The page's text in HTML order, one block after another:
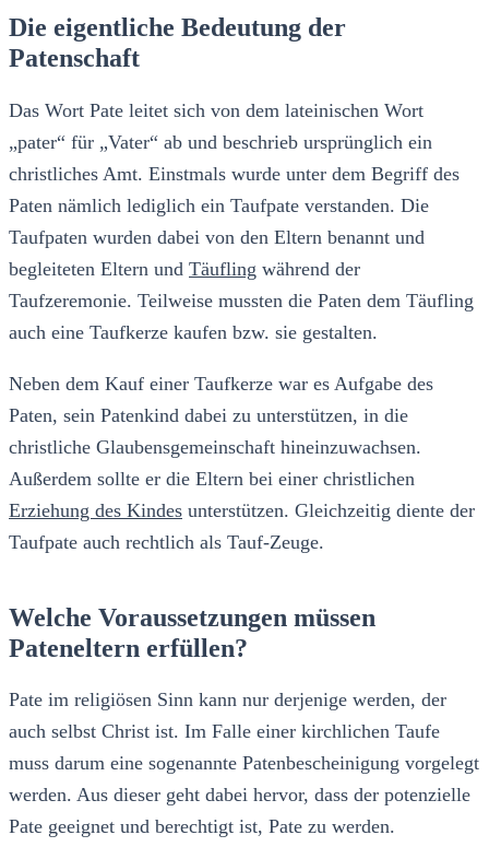
Die eigentliche Bedeutung der
Patenschaft
Das Wort Pate leitet sich von dem lateinischen Wort
„pater“ für „Vater“ ab und beschrieb ursprünglich ein
christliches Amt. Einstmals wurde unter dem Begriff des
Paten nämlich lediglich ein Taufpate verstanden. Die
Taufpaten wurden dabei von den Eltern benannt und
begleiteten Eltern und Täufling während der
Taufzeremonie. Teilweise mussten die Paten dem Täufling
auch eine Taufkerze kaufen bzw. sie gestalten.
Neben dem Kauf einer Taufkerze war es Aufgabe des
Paten, sein Patenkind dabei zu unterstützen, in die
christliche Glaubensgemeinschaft hineinzuwachsen.
Außerdem sollte er die Eltern bei einer christlichen
Erziehung des Kindes unterstützen. Gleichzeitig diente der
Taufpate auch rechtlich als Tauf-Zeuge.
Welche Voraussetzungen müssen
Pateneltern erfüllen?
Pate im religiösen Sinn kann nur derjenige werden, der
auch selbst Christ ist. Im Falle einer kirchlichen Taufe
muss darum eine sogenannte Patenbescheinigung vorgelegt
werden. Aus dieser geht dabei hervor, dass der potenzielle
Pate geeignet und berechtigt ist, Pate zu werden.